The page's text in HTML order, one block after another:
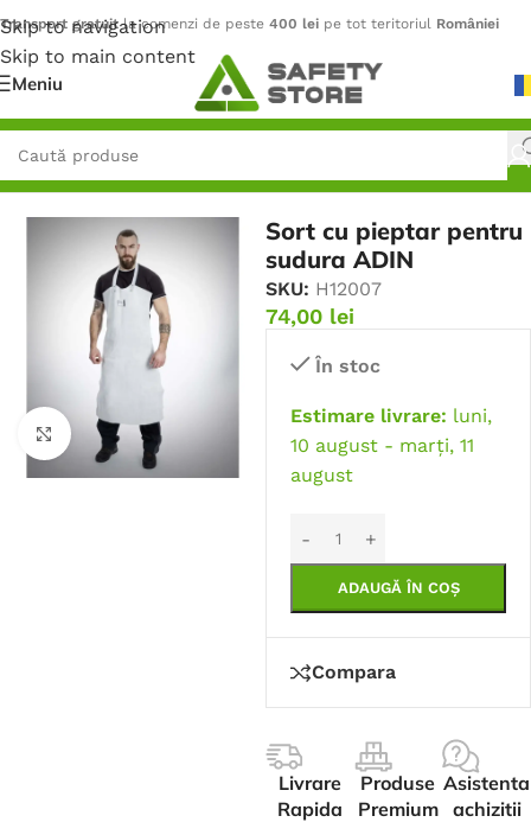
Skip to navigation
Skip to main content
Transport gratuitla comenzi de peste 400 lei pe tot teritoriul României
Meniu
Prima pagină/Îmbrăcăminte
Faceți click pentru a mări
Sort cu pieptar pentru
sudura ADIN
SKU: H12007
74,00 lei
În stoc
Estimare livrare: luni,
10 august - marți, 11
august
ADAUGĂ ÎN COȘ
Compara
Livrare
Rapida
Produse
Premium
Asistenta
achizitii